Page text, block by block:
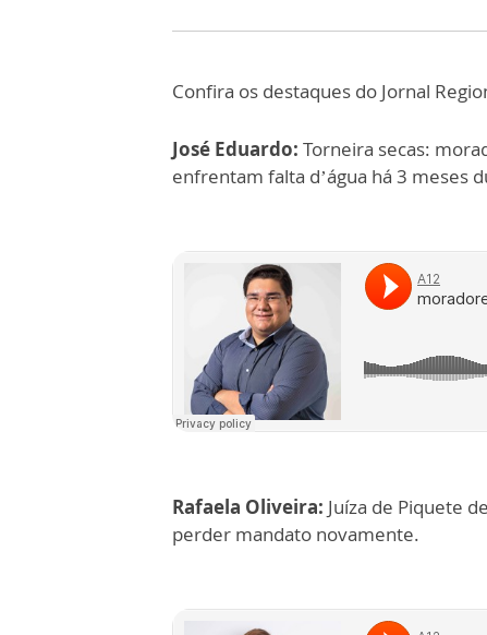
Confira os destaques do Jornal
José Eduardo: Torneira secas:
enfrentam falta d’água há 3 meses
Rafaela Oliveira: Juíza de Piquete
perder mandato novamente.